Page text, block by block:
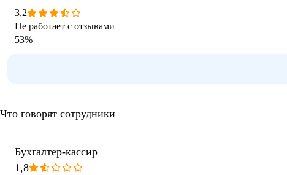
3,2
Не работает с отзывами
53%
Что говорят сотрудники
Бухгалтер-кассир
1,8